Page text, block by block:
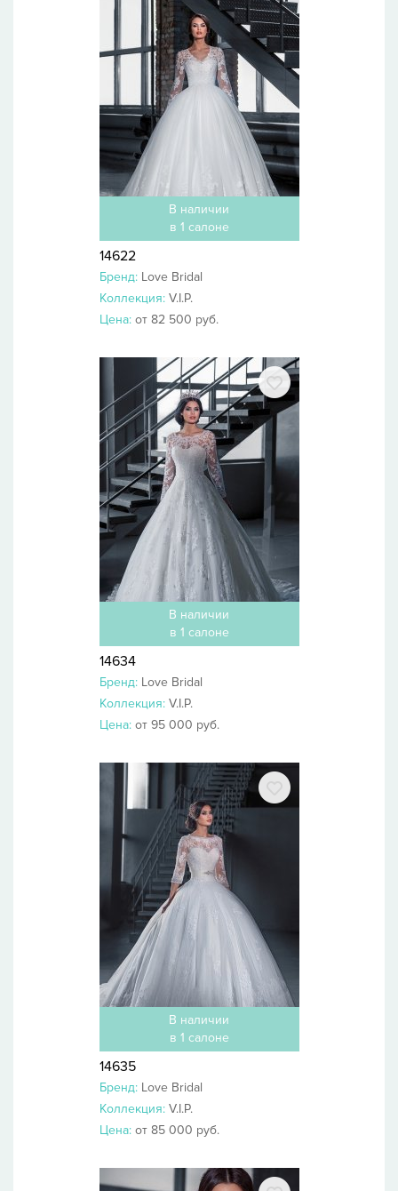
В наличии
в 1 салоне
14622
Бренд: Love Bridal
Коллекция: V.I.P.
Цена: от 82 500 руб.
В наличии
в 1 салоне
14634
Бренд: Love Bridal
Коллекция: V.I.P.
Цена: от 95 000 руб.
В наличии
в 1 салоне
14635
Бренд: Love Bridal
Коллекция: V.I.P.
Цена: от 85 000 руб.